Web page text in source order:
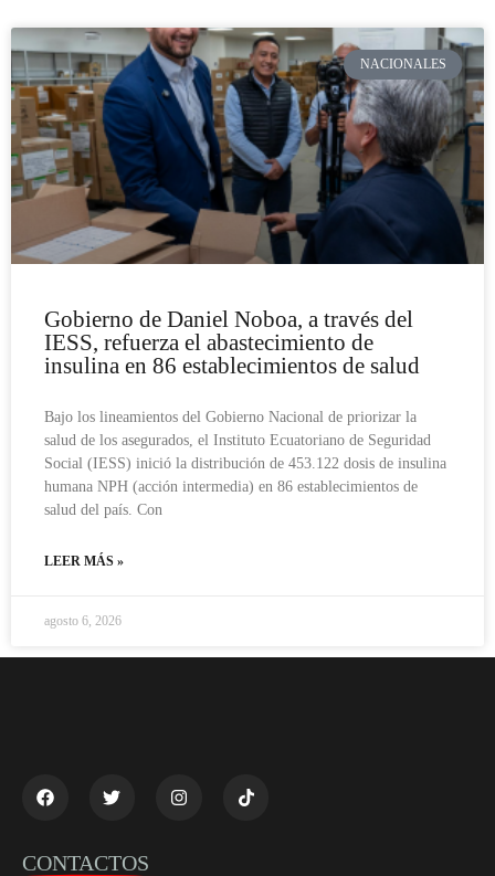
NACIONALES
Gobierno de Daniel Noboa, a través del
IESS, refuerza el abastecimiento de
insulina en 86 establecimientos de salud
Bajo los lineamientos del Gobierno Nacional de priorizar la
salud de los asegurados, el Instituto Ecuatoriano de Seguridad
Social (IESS) inició la distribución de 453.122 dosis de insulina
humana NPH (acción intermedia) en 86 establecimientos de
salud del país. Con
LEER MÁS »
agosto 6, 2026
CONTACTOS